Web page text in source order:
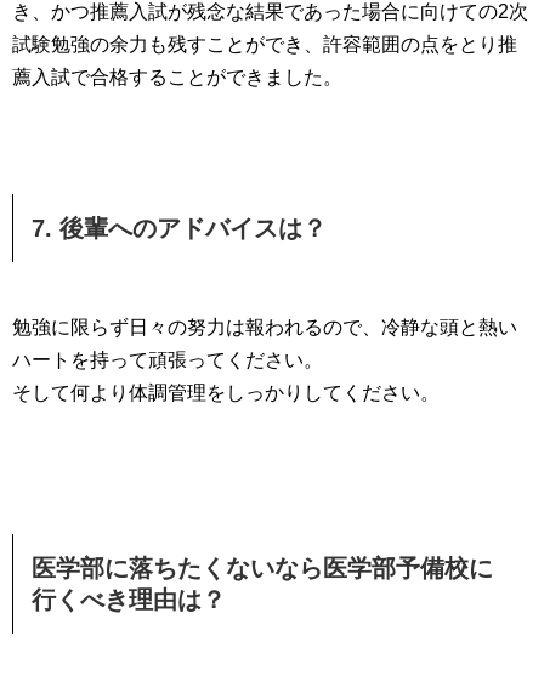
き、かつ推薦入試が残念な結果であった場合に向けての2次
試験勉強の余力も残すことができ、許容範囲の点をとり推
薦入試で合格することができました。
7. 後輩へのアドバイスは？
勉強に限らず日々の努力は報われるので、冷静な頭と熱い
ハートを持って頑張ってください。
そして何より体調管理をしっかりしてください。
医学部に落ちたくないなら医学部予備校に
行くべき理由は？